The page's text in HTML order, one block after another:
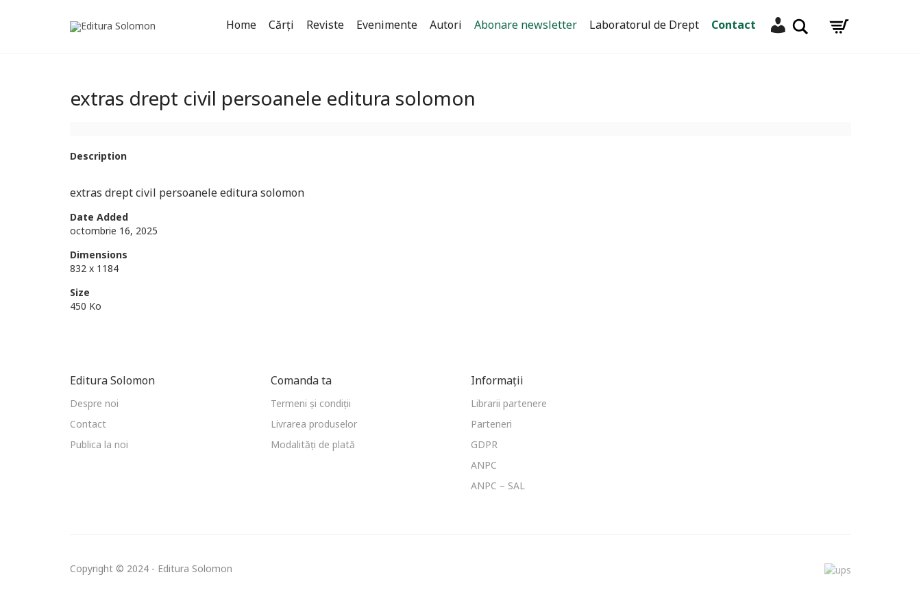
Home Cărți Reviste Evenimente Autori Abonare newsletter Laboratorul de Drept Contact Contul meuCaută
extras drept civil persoanele editura solomon
Description
extras drept civil persoanele editura solomon
Date Added
octombrie 16, 2025
Dimensions
832 x 1184
Size
450 Ko
Editura Solomon
Despre noi
Contact
Publica la noi
Comanda ta
Termeni și condiții
Livrarea produselor
Modalități de plată
Informații
Librarii partenere
Parteneri
GDPR
ANPC
ANPC – SAL
Copyright © 2024 - Editura Solomon